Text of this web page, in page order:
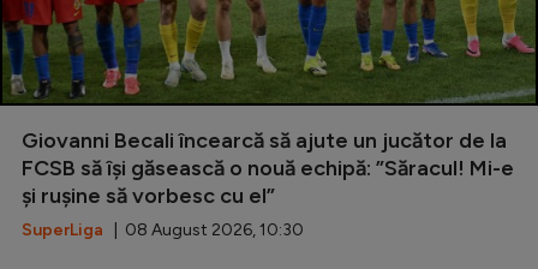
Giovanni Becali încearcă să ajute un jucător de la
FCSB să își găsească o nouă echipă: ”Săracul! Mi-e
și rușine să vorbesc cu el”
SuperLiga | 08 August 2026, 10:30